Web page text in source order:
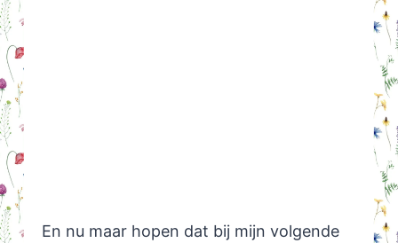
En nu maar hopen dat bij mijn volgende